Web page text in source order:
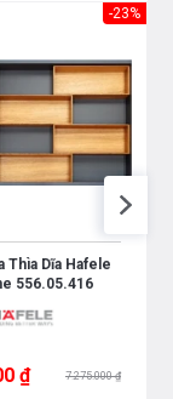
-23%
Thìa Dĩa Hafele
556.05.416
₫ 7.275.000 ₫